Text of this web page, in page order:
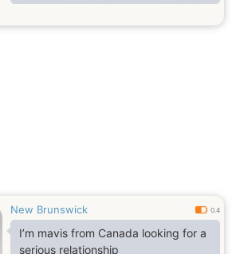
love. I am real and sincere and
would like to see this from my
New Brunswick 0.4
I’m mavis from Canada looking for a
serious relationship